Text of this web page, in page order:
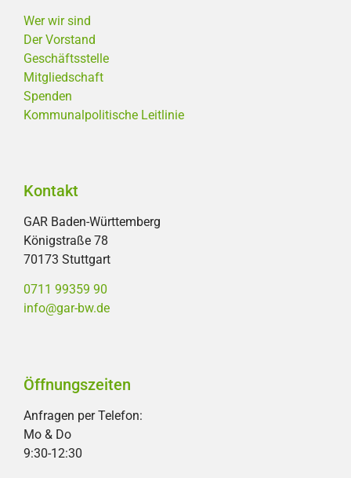
Wer wir sind
Der Vorstand
Geschäftsstelle
Mitgliedschaft
Spenden
Kommunalpolitische Leitlinie
Kontakt
GAR Baden-Württemberg
Königstraße 78
70173 Stuttgart
0711 99359 90
info@gar-bw.de
Öffnungszeiten
Anfragen per Telefon:
Mo & Do
9:30-12:30